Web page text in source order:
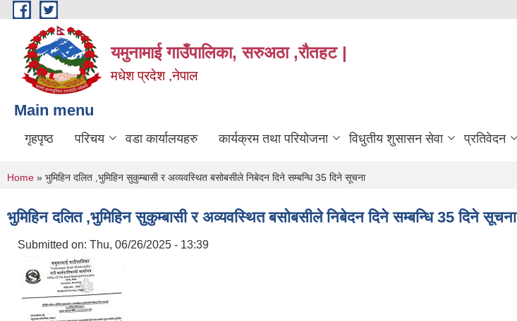
Skip to main content
यमुनामाई गाउँपालिका, सरुअठा ,रौतहट |
मधेश प्रदेश ,नेपाल
Main menu
गृहपृष्ठ परिचय वडा कार्यालयहरु कार्यक्रम तथा परियोजना विधुतीय शुसासन सेवा प्रतिवेदन
You are here
Home » भुमिहिन दलित ,भुमिहिन सुकुम्बासी र अव्यवस्थित बसोबसीले निबेदन दिने सम्बन्धि 35 दिने सूचना
भुमिहिन दलित ,भुमिहिन सुकुम्बासी र अव्यवस्थित बसोबसीले निबेदन दिने सम्बन्धि 35 दिने सूचना
Submitted on: Thu, 06/26/2025 - 13:39